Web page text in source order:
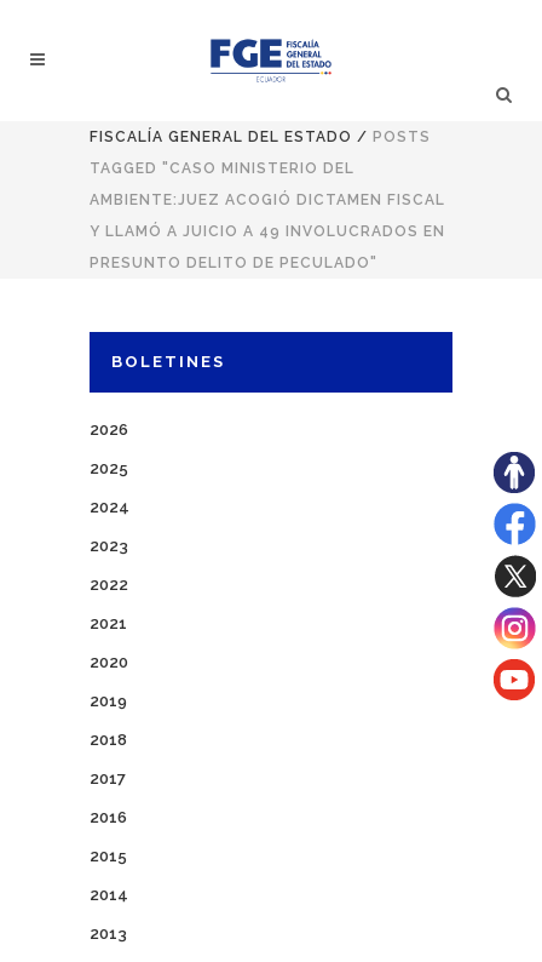
FISCALÍA GENERAL DEL ESTADO / POSTS
TAGGED "CASO MINISTERIO DEL
AMBIENTE:JUEZ ACOGIÓ DICTAMEN FISCAL
Y LLAMÓ A JUICIO A 49 INVOLUCRADOS EN
PRESUNTO DELITO DE PECULADO"
BOLETINES
2026
2025
2024
2023
2022
2021
2020
2019
2018
2017
2016
2015
2014
2013